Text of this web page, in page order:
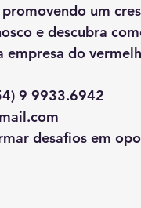
um
e descubra
empresa do
9 9933.6942
desafios em